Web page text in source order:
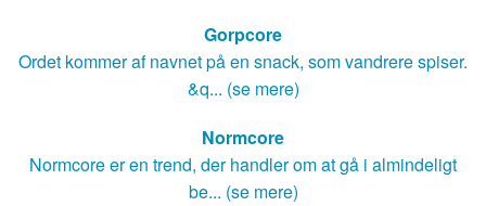
Gorpcore
Ordet kommer af navnet på en snack, som vandrere spiser.
&q... (se mere)
Normcore
Normcore er en trend, der handler om at gå i almindeligt
be... (se mere)